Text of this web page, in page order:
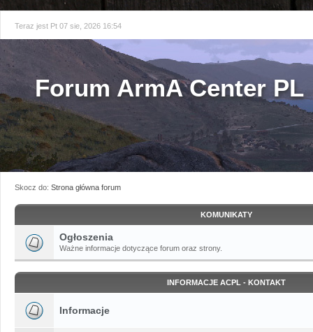
Teraz jest Pt 07 sie, 2026 16:54
Forum ArmA Center PL
Skocz do: Strona główna forum
KOMUNIKATY
Ogłoszenia
Ważne informacje dotyczące forum oraz strony.
INFORMACJE ACPL - KONTAKT
Informacje